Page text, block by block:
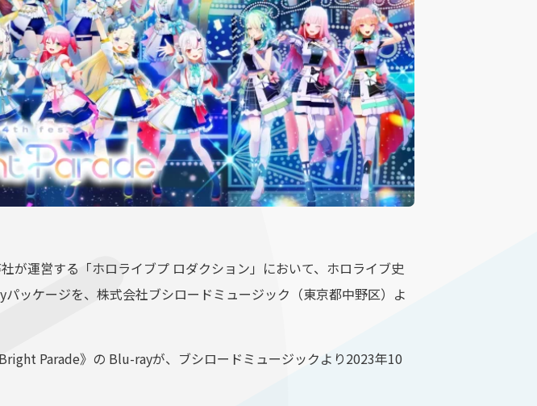
が運営する「ホロライブプ ロダクション」において、ホロライブ史
ッケージを、株式会社ブシロードミュージック（東京都中野区）よ
Parade》の Blu-rayが、ブシロードミュージックより2023年10